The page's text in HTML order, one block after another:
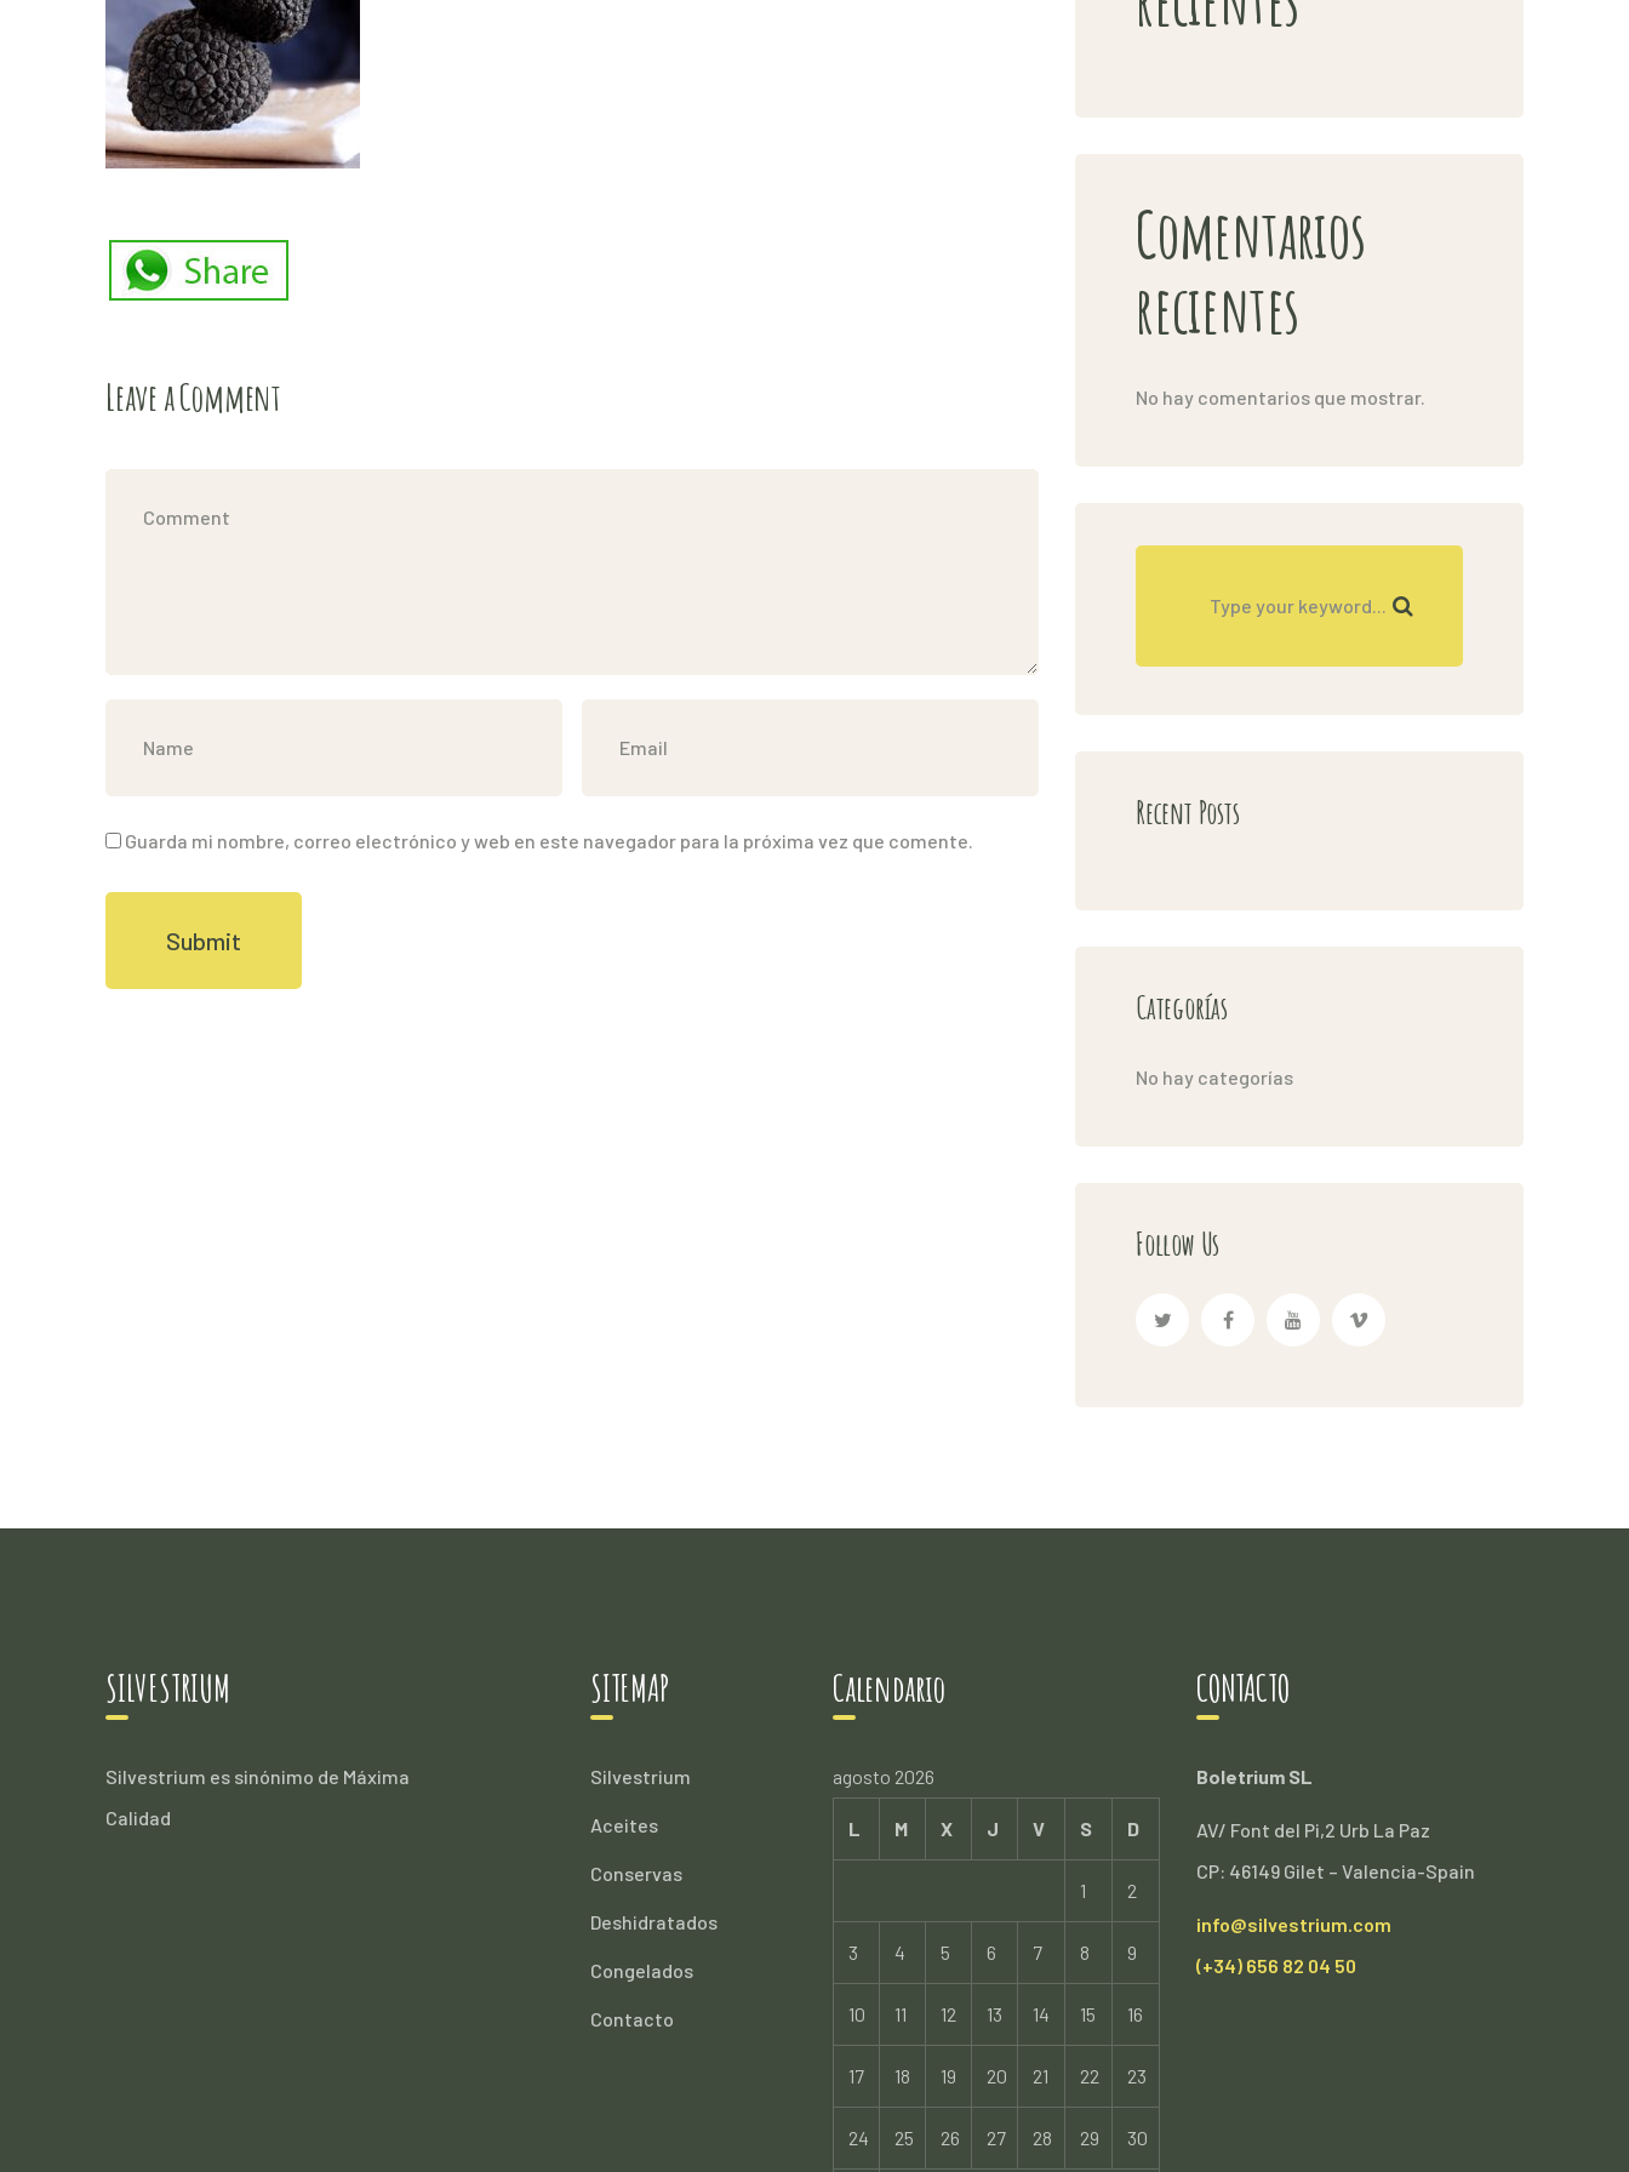
Leave a Comment
Guarda mi nombre, correo electrónico y web en este navegador para la próxima vez que comente.
Comentarios
recientes
No hay comentarios que mostrar.
Recent Posts
Categorías
No hay categorías
Follow Us
SILVESTRIUM
Silvestrium es sinónimo de Máxima
Calidad
SITEMAP
Silvestrium
Aceites
Conservas
Deshidratados
Congelados
Contacto
Calendario
agosto 2026
L M X J V S D
1 2
3 4 5 6 7 8 9
10 11 12 13 14 15 16
17 18 19 20 21 22 23
24 25 26 27 28 29 30
CONTACTO
Boletrium SL
AV/ Font del Pi,2 Urb La Paz
CP: 46149 Gilet – Valencia-Spain
info@silvestrium.com
(+34) 656 82 04 50